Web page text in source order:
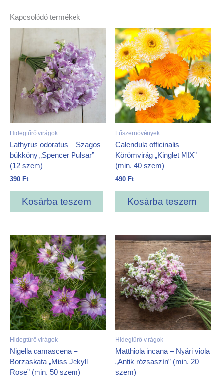
Kapcsolódó termékek
Hidegtűrő virágok
Lathyrus odoratus – Szagos
bükköny „Spencer Pulsar”
(12 szem)
390 Ft
Kosárba teszem
Fűszernövények
Calendula officinalis –
Körömvirág „Kinglet MIX”
(min. 40 szem)
490 Ft
Kosárba teszem
Hidegtűrő virágok
Nigella damascena –
Borzaskata „Miss Jekyll
Rose” (min. 50 szem)
Hidegtűrő virágok
Matthiola incana – Nyári viola
„Antik rózsaszín” (min. 20
szem)